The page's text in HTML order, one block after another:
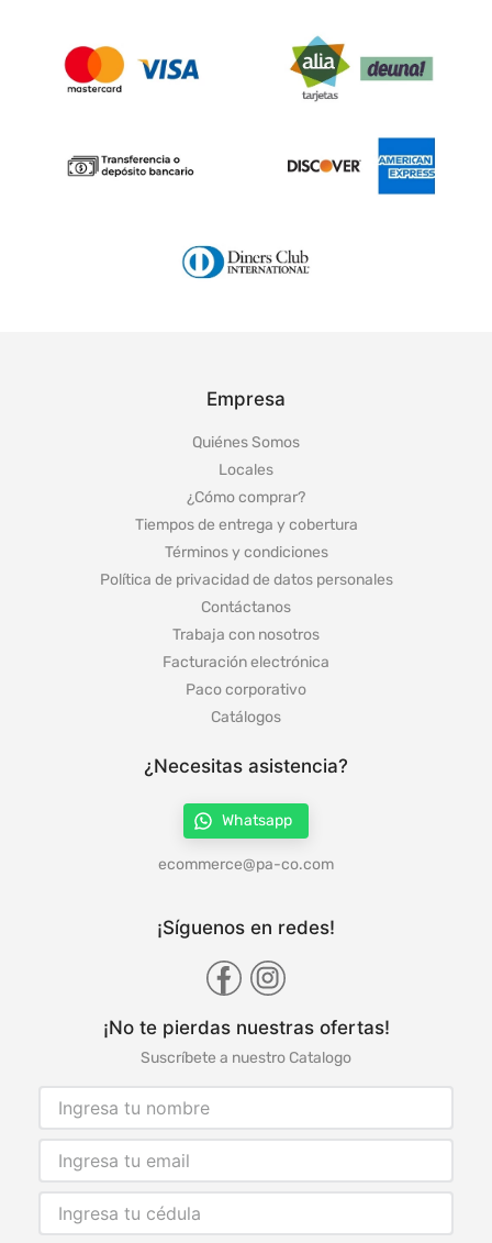
Empresa
Quiénes Somos
Locales
¿Cómo comprar?
Tiempos de entrega y cobertura
Términos y condiciones
Política de privacidad de datos personales
Contáctanos
Trabaja con nosotros
Facturación electrónica
Paco corporativo
Catálogos
¿Necesitas asistencia?
Whatsapp
ecommerce@pa-co.com
¡Síguenos en redes!
¡No te pierdas nuestras ofertas!
Suscríbete a nuestro Catalogo